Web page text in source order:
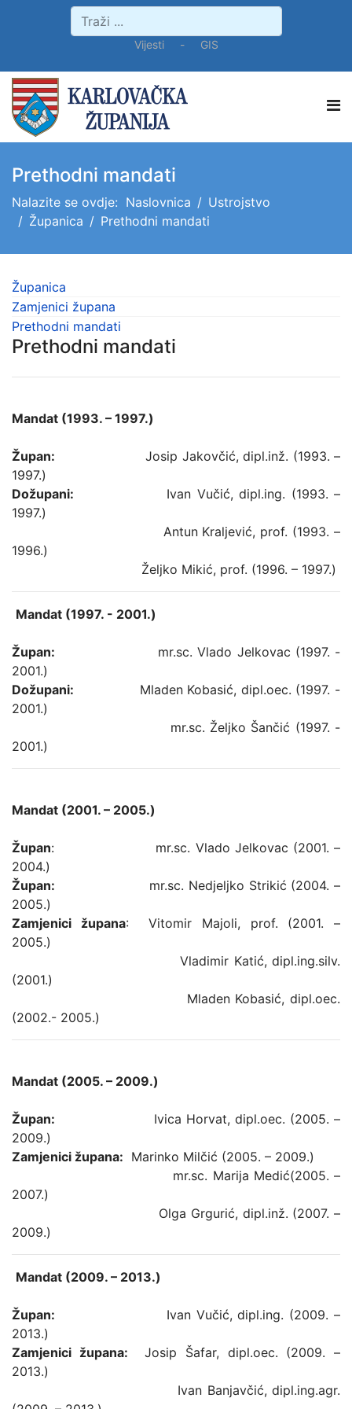
Vijesti- GIS
Prethodni mandati
Nalazite se ovdje: Naslovnica
Ustrojstvo
Županica
Prethodni mandati
Županica
Zamjenici župana
Prethodni mandati
Prethodni mandati
Mandat (1993. – 1997.)
Župan: Josip Jakovčić, dipl.inž. (1993. –
1997.)
Dožupani: Ivan Vučić, dipl.ing. (1993. –
1997.)
Antun Kraljević, prof. (1993. –
1996.)
Željko Mikić, prof. (1996. – 1997.)
Mandat (1997. - 2001.)
Župan: mr.sc. Vlado Jelkovac (1997. -
2001.)
Dožupani: Mladen Kobasić, dipl.oec. (1997. -
2001.)
mr.sc. Željko Šančić (1997. -
2001.)
Mandat (2001. – 2005.)
Župan: mr.sc. Vlado Jelkovac (2001. –
2004.)
Župan: mr.sc. Nedjeljko Strikić (2004. –
2005.)
Zamjenici župana: Vitomir Majoli, prof. (2001. –
2005.)
Vladimir Katić, dipl.ing.silv.
(2001.)
Mladen Kobasić, dipl.oec.
(2002.- 2005.)
Mandat (2005. – 2009.)
Župan: Ivica Horvat, dipl.oec. (2005. –
2009.)
Zamjenici župana: Marinko Milčić (2005. – 2009.)
mr.sc. Marija Medić(2005. –
2007.)
Olga Grgurić, dipl.inž. (2007. –
2009.)
Mandat (2009. – 2013.)
Župan: Ivan Vučić, dipl.ing. (2009. –
2013.)
Zamjenici župana: Josip Šafar, dipl.oec. (2009. –
2013.)
Ivan Banjavčić, dipl.ing.agr.